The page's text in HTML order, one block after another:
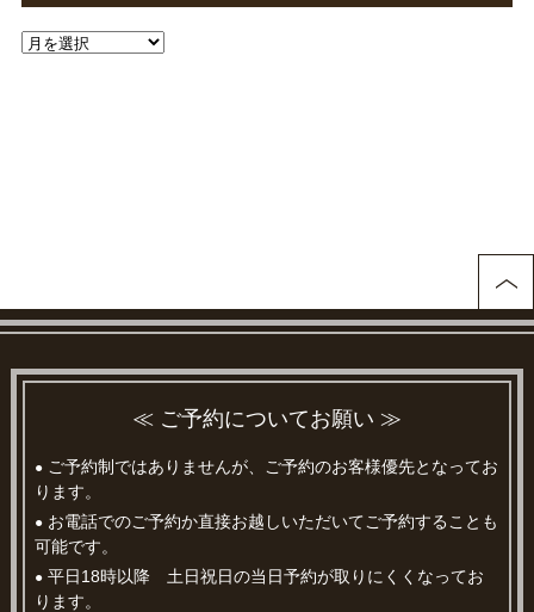
≪ ご予約についてお願い ≫
● ご予約制ではありませんが、ご予約のお客様優先となってお
ります。
● お電話でのご予約か直接お越しいただいてご予約することも
可能です。
● 平日18時以降 土日祝日の当日予約が取りにくくなってお
ります。